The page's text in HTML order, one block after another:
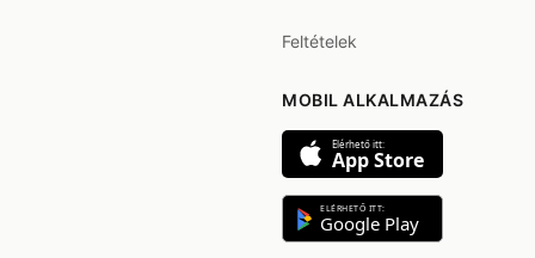
Feltételek
MOBIL ALKALMAZÁS
Elérhető itt:
App Store
ELÉRHETŐ ITT:
Google Play